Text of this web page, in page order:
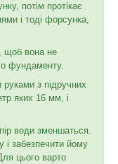
потім протікає
і тоді форсунка,
щоб вона не
фундаменту.
з підручних
яких 16 мм, і
води зменшаться.
і забезпечити йому
цього варто